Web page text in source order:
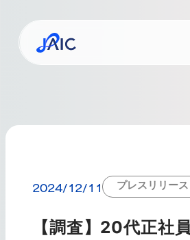
2024/12/11 プレスリリース
【調査】20代正社